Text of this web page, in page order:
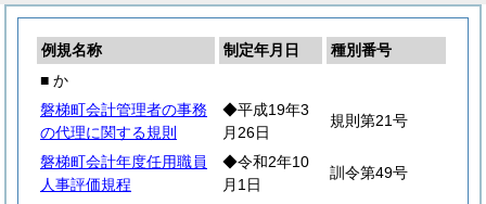
例規名称 制定年月日
種別番号
■ か
磐梯町会計管理者の事務
の代理に関する規則
◆平成19年3
月26日
規則第21号
磐梯町会計年度任用職員
人事評価規程
◆令和2年10
月1日
訓令第49号